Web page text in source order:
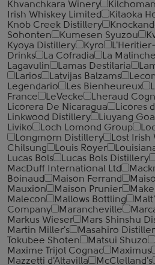
Khvanchkara Winery
Kilchoman
Irish Whiskey Limited
Kitaoka
Knob Creek Distillery
Sohonten
Kumesen Syuzou
Kyoya Distillery
Kyro
Drinks
La Cofradia La Malinche
Lagavulin
Lamas Destilaria
Larios
Latvijas Balzams
Legendario
Les Bienheureux
France
LeVecke Lheraud
Licorera De Nicaragua
Licores
Linkwood Distillery
Liuyang
Liviko
Loch Lomond Group
Longmorn Distillery
Lost Irish
Chilsung
Louis Royer
Lucas Bols
Lucas Bols Distillery
MacDuff International Ltd
Boinaud
Maison Ferrand
Mauxion
Maison Prunier
Malecon
Mallows Bottling
Company
Marancheville
Markus Wieser
Mars Shinshu
Martin Miller's
Masahiro
Tokubee Shoten
Matsui Shuzo
Maxime Trijol Cognac
Maximus
Mazzetti d'Altavilla
McClelland's